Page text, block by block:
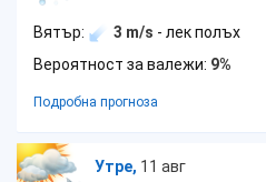
Вятър: 3 m/s - лек полъх
Вероятност за валежи: 9%
Подробна прогноза
Утре, 11 авг